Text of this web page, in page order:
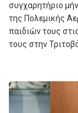
συγχαρητήριο
της Πολεμικής
παιδιών τους
τους στην